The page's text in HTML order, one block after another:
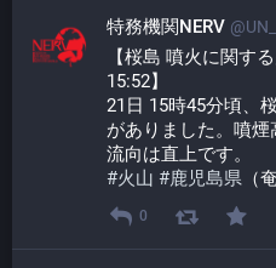
特務機関NERV
【桜島 噴火に関す
15:52】
21日 15時45分頃、
がありました。噴
流向は直上です。
#火山 #鹿児島県 （
0